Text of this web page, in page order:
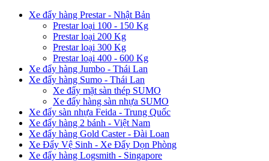
Xe đẩy hàng Prestar - Nhật Bản
Prestar loại 100 - 150 Kg
Prestar loại 200 Kg
Prestar loại 300 Kg
Prestar loại 400 - 600 Kg
Xe đẩy hàng Jumbo - Thái Lan
Xe đẩy hàng Sumo - Thái Lan
Xe đẩy mặt sàn thép SUMO
Xe đẩy hàng sàn nhựa SUMO
Xe đẩy sàn nhựa Feida - Trung Quốc
Xe đẩy hàng 2 bánh - Việt Nam
Xe đẩy hàng Gold Caster - Đài Loan
Xe Đẩy Vệ Sinh - Xe Đẩy Dọn Phòng
Xe đẩy hàng Logsmith - Singapore